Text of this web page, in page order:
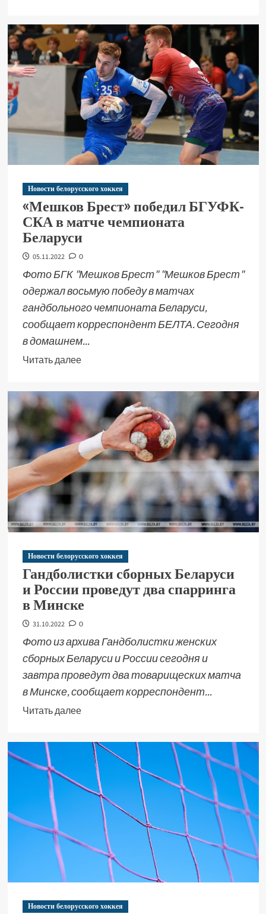
Новости белорусского хоккея
«Мешков Брест» победил БГУФК-
СКА в матче чемпионата
Беларуси
05.11.2022 0
Фото БГК "Мешков Брест" "Мешков Брест"
одержал восьмую победу в матчах
гандбольного чемпионата Беларуси,
сообщает корреспондент БЕЛТА. Сегодня
в домашнем...
Читать далее
Новости белорусского хоккея
Гандболистки сборных Беларуси
и России проведут два спарринга
в Минске
31.10.2022 0
Фото из архива Гандболистки женских
сборных Беларуси и России сегодня и
завтра проведут два товарищеских матча
в Минске, сообщает корреспондент...
Читать далее
Новости белорусского хоккея